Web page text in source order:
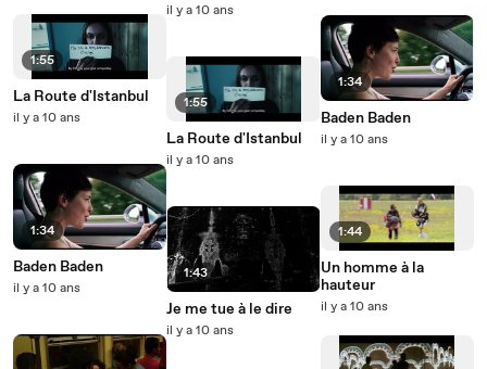
1:55
La Route d'Istanbul
il y a 10 ans
1:34
Baden Baden
il y a 10 ans
il y a 10 ans
1:55
La Route d'Istanbul
il y a 10 ans
1:43
Je me tue à le dire
il y a 10 ans
1:34
Baden Baden
il y a 10 ans
1:44
Un homme à la
hauteur
il y a 10 ans